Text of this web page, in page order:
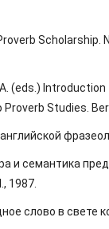
Scholarship.
(eds.)
Studies.
и семантика
1987.
слово в свете